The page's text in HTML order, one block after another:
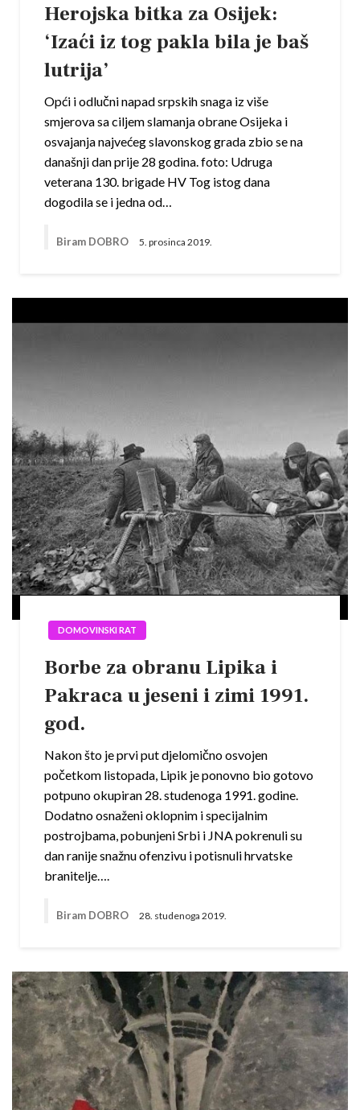
Herojska bitka za Osijek:
‘Izaći iz tog pakla bila je baš
lutrija’
Opći i odlučni napad srpskih snaga iz više
smjerova sa ciljem slamanja obrane Osijeka i
osvajanja najvećeg slavonskog grada zbio se na
današnji dan prije 28 godina. foto: Udruga
veterana 130. brigade HV Tog istog dana
dogodila se i jedna od…
Biram DOBRO 5. prosinca 2019.
DOMOVINSKI RAT
Borbe za obranu Lipika i
Pakraca u jeseni i zimi 1991.
god.
Nakon što je prvi put djelomično osvojen
početkom listopada, Lipik je ponovno bio gotovo
potpuno okupiran 28. studenoga 1991. godine.
Dodatno osnaženi oklopnim i specijalnim
postrojbama, pobunjeni Srbi i JNA pokrenuli su
dan ranije snažnu ofenzivu i potisnuli hrvatske
branitelje….
Biram DOBRO 28. studenoga 2019.